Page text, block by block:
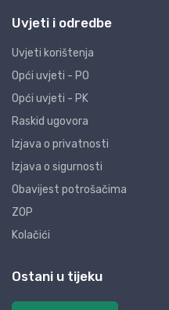
Uvjeti i odredbe
Uvjeti korištenja
Opći uvjeti - PO
Opći uvjeti - PK
Raskid ugovora
Izjava o privatnosti
Izjava o sigurnosti
Obavijest potrošačima
ZOP
Kolačići
Ostani u tijeku